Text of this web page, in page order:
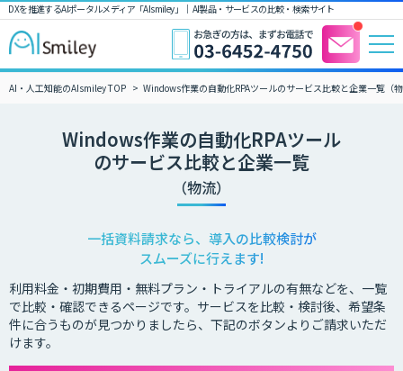
DXを推進するAIポータルメディア「AIsmiley」｜ AI製品・サービスの比較・検索サイト
AI・人工知能のAIsmiley TOP Windows作業の自動化RPAツールのサービス比較と企業一覧（
Windows作業の自動化RPAツール
のサービス比較と企業一覧
（物流）
一括資料請求なら、導入の比較検討が
スムーズに行えます!
利用料金・初期費用・無料プラン・トライアルの有無などを、一覧
で比較・確認できるページです。サービスを比較・検討後、希望条
件に合うものが見つかりましたら、下記のボタンよりご請求いただ
けます。